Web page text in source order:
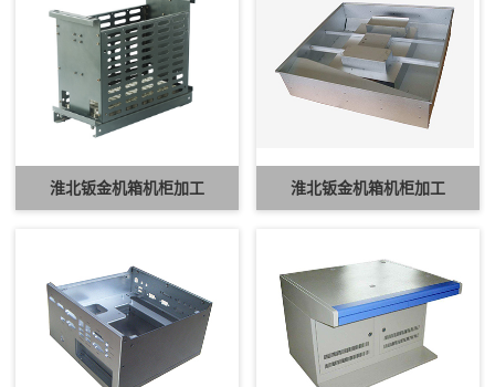
淮北钣金机箱机柜加工 淮北钣金机箱机柜加工